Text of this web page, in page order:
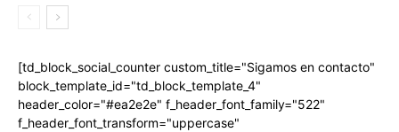
[td_block_social_counter custom_title="Sigamos en contacto"
block_template_id="td_block_template_4"
header_color="#ea2e2e" f_header_font_family="522"
f_header_font_transform="uppercase"